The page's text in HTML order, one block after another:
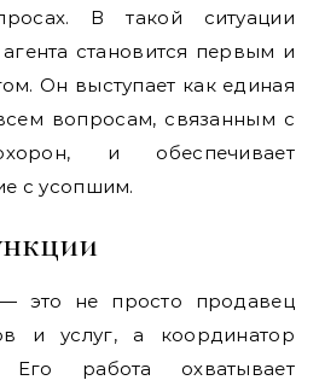
В такой ситуации
становится первым и
Он выступает как единая
вопросам, связанным с
и обеспечивает
с усопшим.
— это не просто продавец
и услуг, а координатор
Его работа охватывает